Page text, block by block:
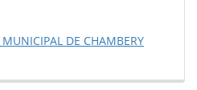
DE CHAMBERY